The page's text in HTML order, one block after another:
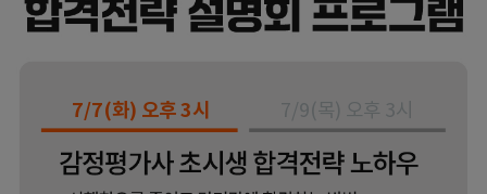
7/7(화) 오후 3시 7/9(목) 오후 3시